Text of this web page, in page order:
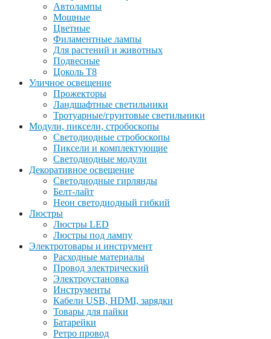
Автолампы
Мощные
Цветные
Филаментные лампы
Для растений и животных
Подвесные
Цоколь T8
Уличное освещение
Прожекторы
Ландшафтные светильники
Тротуарные/грунтовые светильники
Модули, пиксели, стробоскопы
Светодиодные стробоскопы
Пиксели и комплектующие
Светодиодные модули
Декоративное освещение
Светодиодные гирлянды
Белт-лайт
Неон светодиодный гибкий
Люстры
Люстры LED
Люстры под лампу
Электротовары и инструмент
Расходные материалы
Провод электрический
Электроустановка
Инструменты
Кабели USB, HDMI, зарядки
Товары для пайки
Батарейки
Ретро провод